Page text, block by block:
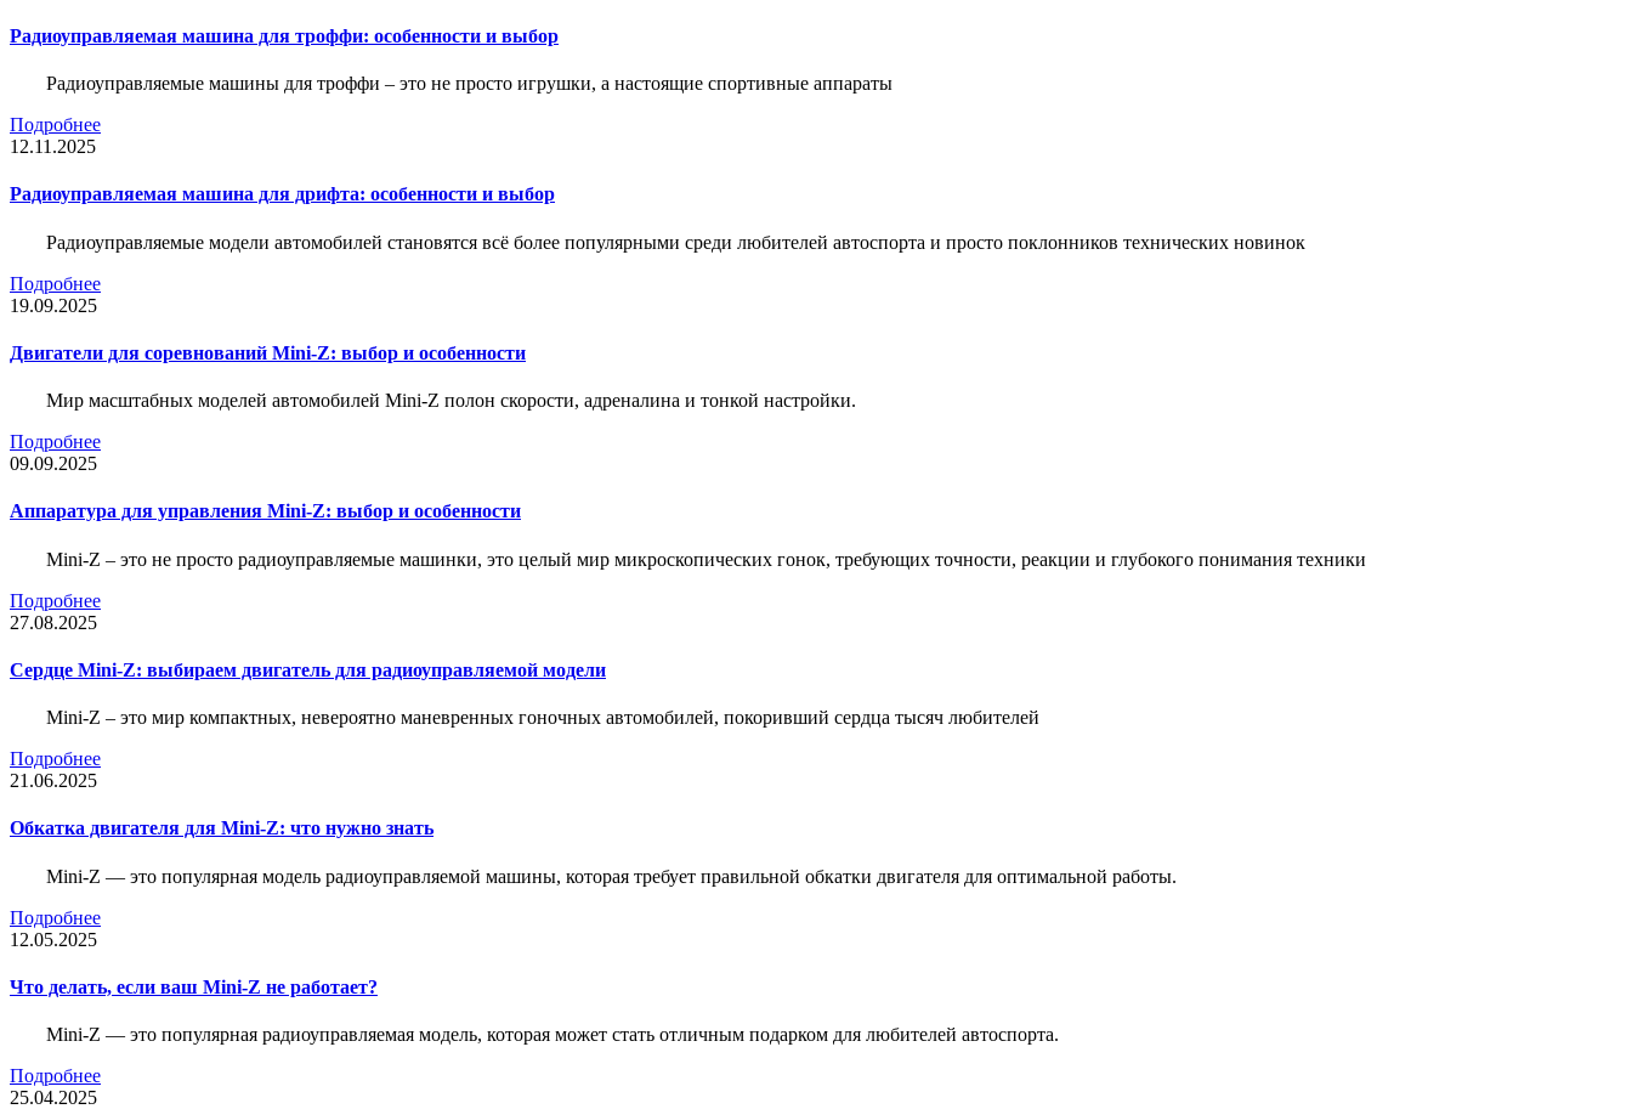
Радиоуправляемая машина для троффи: особенности и выбор
Радиоуправляемые машины для троффи – это не просто игрушки, а настоящие спортивные аппараты
Подробнее
12.11.2025
Радиоуправляемая машина для дрифта: особенности и выбор
Радиоуправляемые модели автомобилей становятся всё более популярными среди любителей автоспорта и просто поклонников технических новинок
Подробнее
19.09.2025
Двигатели для соревнований Mini-Z: выбор и особенности
Мир масштабных моделей автомобилей Mini-Z полон скорости, адреналина и тонкой настройки.
Подробнее
09.09.2025
Аппаратура для управления Mini-Z: выбор и особенности
Mini-Z – это не просто радиоуправляемые машинки, это целый мир микроскопических гонок, требующих точности, реакции и глубокого понимания техники
Подробнее
27.08.2025
Сердце Mini-Z: выбираем двигатель для радиоуправляемой модели
Mini-Z – это мир компактных, невероятно маневренных гоночных автомобилей, покоривший сердца тысяч любителей
Подробнее
21.06.2025
Обкатка двигателя для Mini-Z: что нужно знать
Mini-Z — это популярная модель радиоуправляемой машины, которая требует правильной обкатки двигателя для оптимальной работы.
Подробнее
12.05.2025
Что делать, если ваш Mini-Z не работает?
Mini-Z — это популярная радиоуправляемая модель, которая может стать отличным подарком для любителей автоспорта.
Подробнее
25.04.2025